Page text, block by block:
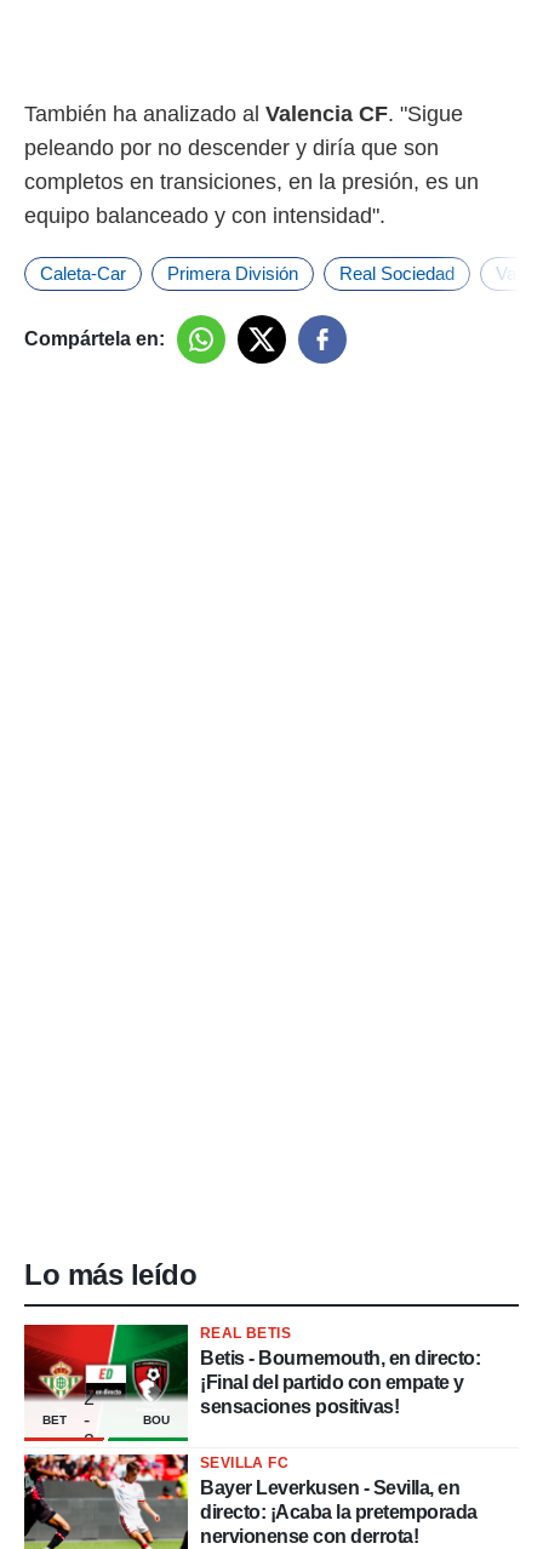
También ha analizado al Valencia CF. "Sigue
peleando por no descender y diría que son
completos en transiciones, en la presión, es un
equipo balanceado y con intensidad".
Caleta-Car Primera División Real Sociedad
Compártela en:
Lo más leído
BET
2
-
2
BOU
REAL BETIS
Betis - Bournemouth, en directo:
¡Final del partido con empate y
sensaciones positivas!
SEVILLA FC
Bayer Leverkusen - Sevilla, en
directo: ¡Acaba la pretemporada
nervionense con derrota!